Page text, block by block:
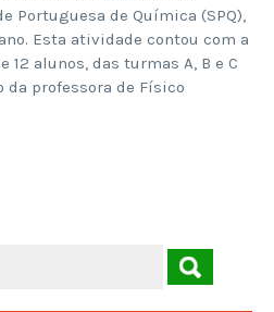
Portuguesa de Química (SPQ),
Esta atividade contou com a
alunos, das turmas A, B e C
da professora de Físico